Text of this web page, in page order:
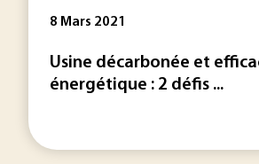
8 Mars 2021
Usine décarbonée et
énergétique : 2 défis ...